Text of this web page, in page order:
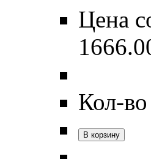
Цена
Кол-во